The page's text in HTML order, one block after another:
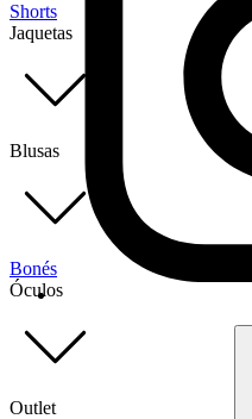
Shorts
Jaquetas
Blusas
Bonés
Óculos
Outlet